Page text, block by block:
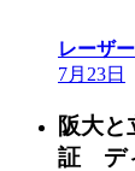
レーザ
7月23日
阪大
証 デ